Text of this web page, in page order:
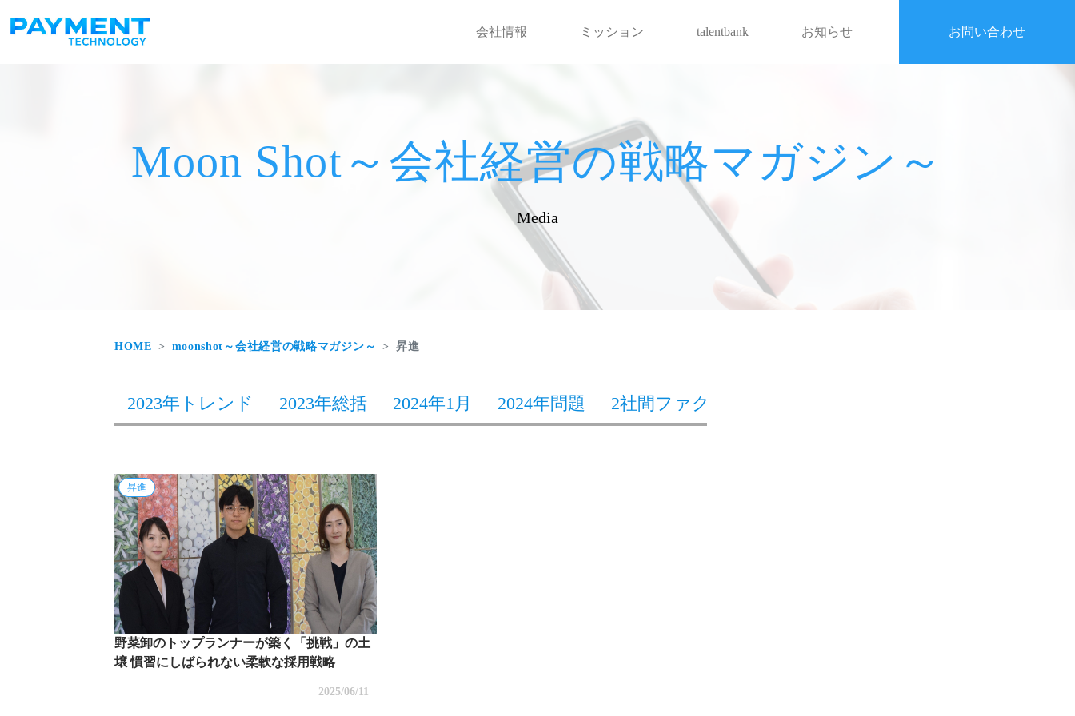
コンテンツへスキップ
メインナビゲーション 会社情報 ミッション talentbank お知らせ お問い合わせ
Moon Shot～会社経営の戦略マガジン～
Media
HOME moonshot～会社経営の戦略マガジン～ 昇進
2023年トレンド 2023年総括 2024年1月 2024年問題 2社間ファクタリング
昇進
野菜卸のトップランナーが築く「挑戦」の土
壌 慣習にしばられない柔軟な採用戦略
2025/06/11